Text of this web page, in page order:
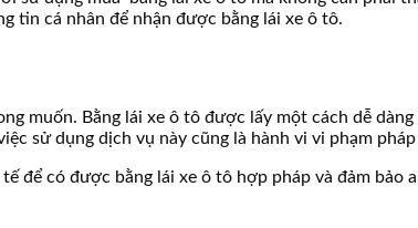
tin cá nhân để nhận được bằng lái xe ô tô.
muốn. Bằng lái xe ô tô được lấy một cách dễ
sử dụng dịch vụ này cũng là hành vi vi phạm
để có được bằng lái xe ô tô hợp pháp và đảm bảo